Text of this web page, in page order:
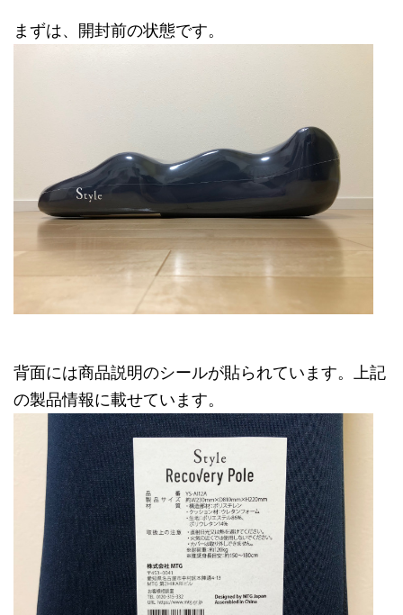
まずは、開封前の状態です。
背面には商品説明のシールが貼られています。上記
の製品情報に載せています。